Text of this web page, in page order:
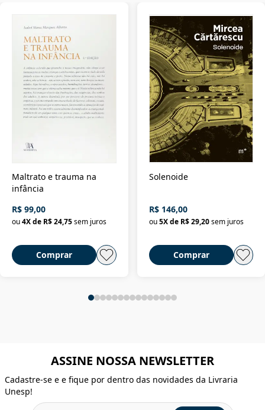
Maltrato e trauma na
infância
R$ 99,00
ou4X de R$ 24,75sem juros
Comprar
Solenoide
R$ 146,00
ou 5X de R$ 29,20 sem juros
Comprar
ASSINE NOSSA NEWSLETTER
Cadastre-se e e fique por dentro das novidades da Livraria
Unesp!